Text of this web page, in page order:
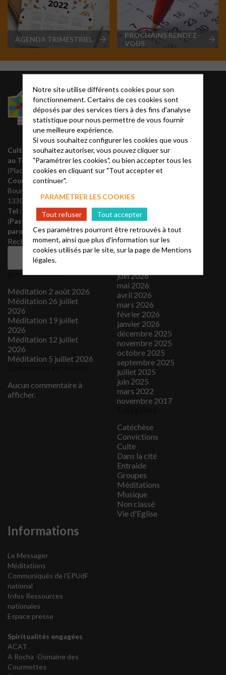
AGENDA TRIMESTRIEL
PROCHAINS RENDEZ-
VOUS
Culte le dimanche à 10h30
au Temple
(Place de la Porte Coucou)
Courrier: 256, av. Paul
Bourret
13300 Salon-de-Provence
Tel :
06 23 24 46 30
(Pasteur :07 68 78 25 34)
paroisse@protestantsalon.fr
Rechercher
Articles récents
Méditation 2 août 2026
Méditation 26 juillet
2026
Méditation 19 juillet
2026
Méditation 12 juillet
2026
Méditation 5 juillet 2026
Aucun commentaire à
afficher.
Liens utiles
Acteurs EPUdF
Liste des régions
Annuaire EPUdF
Notes bibliques et
prédications
théologie
REGALE
Partenaires
Nous rejoindre
Archives
août 2026
juin 2026
mai 2026
avril 2026
mars 2026
février 2026
janvier 2026
décembre 2025
novembre 2025
octobre 2025
septembre 2025
juillet 2025
juin 2025
mars 2022
novembre 2017
Catéchèse
Convictions
Culte
Dans la cité
Entraide
Groupes
Méditations
Musique
Non classé
Vie d'Eglise
Informations
Le Messager
Méditations
Communiqués de l’EPUdF
national
Infos Ressources
nationales
Espace presse
Spiritualités engagées
ACAT
A Rocha -Domaine des
Courmettes
Notre site utilise différents cookies pour son
fonctionnement. Certains de ces cookies sont
déposés par des services tiers à des fins d'analyse
statistique pour nous permettre de vous fournir
une meilleure expérience.
Si vous souhaitez configurer les cookies que vous
souhaitez autoriser, vous pouvez cliquer sur
"Paramétrer les cookies", ou bien accepter tous les
cookies en cliquant sur "Tout accepter et
continuer".
PARAMÉTRER LES COOKIES
Tout refuser
Tout accepter
Ces paramètres pourront être retrouvés à tout
moment, ainsi que plus d'information sur les
cookies utilisés par le site, sur la page deMentions
légales.